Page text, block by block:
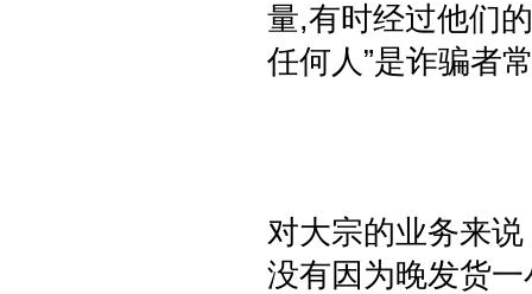
量,有时经过他们
任何人”是诈骗者
对大宗的业务来
没有因为晚发货